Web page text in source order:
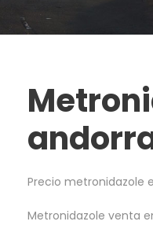
Precio metronidazole
Metronidazole venta